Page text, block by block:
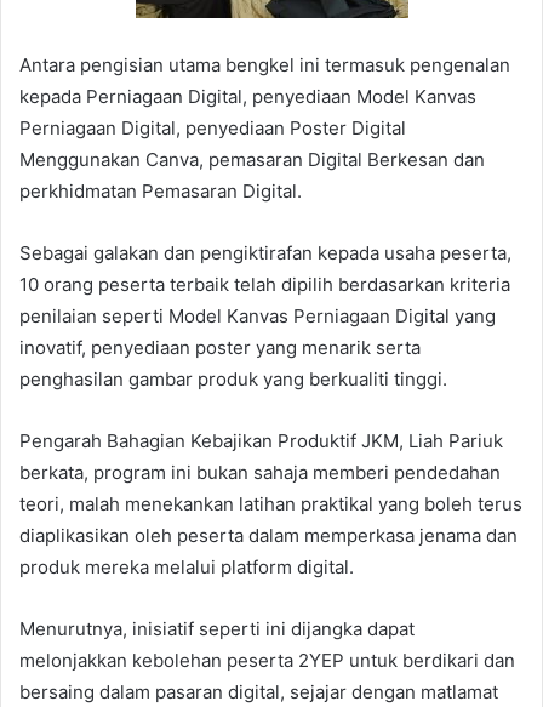
Antara pengisian utama bengkel ini termasuk pengenalan
kepada Perniagaan Digital, penyediaan Model Kanvas
Perniagaan Digital, penyediaan Poster Digital
Menggunakan Canva, pemasaran Digital Berkesan dan
perkhidmatan Pemasaran Digital.
Sebagai galakan dan pengiktirafan kepada usaha peserta,
10 orang peserta terbaik telah dipilih berdasarkan kriteria
penilaian seperti Model Kanvas Perniagaan Digital yang
inovatif, penyediaan poster yang menarik serta
penghasilan gambar produk yang berkualiti tinggi.
Pengarah Bahagian Kebajikan Produktif JKM, Liah Pariuk
berkata, program ini bukan sahaja memberi pendedahan
teori, malah menekankan latihan praktikal yang boleh terus
diaplikasikan oleh peserta dalam memperkasa jenama dan
produk mereka melalui platform digital.
Menurutnya, inisiatif seperti ini dijangka dapat
melonjakkan kebolehan peserta 2YEP untuk berdikari dan
bersaing dalam pasaran digital, sejajar dengan matlamat